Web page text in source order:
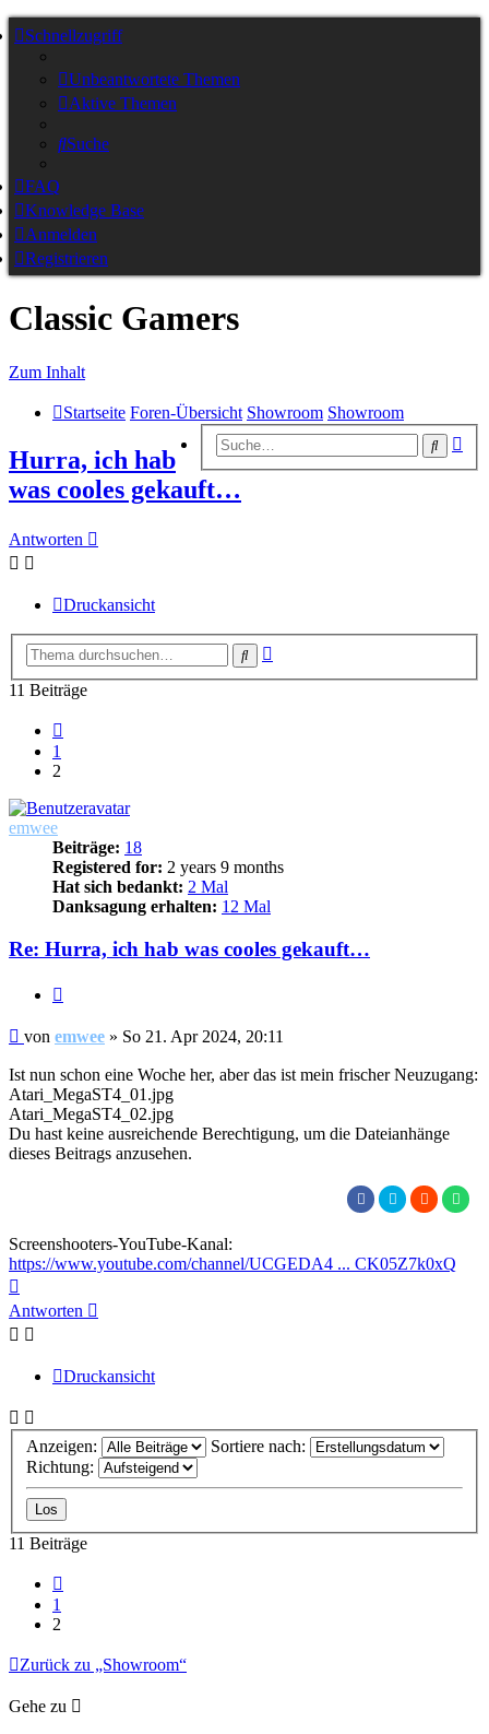
Schnellzugriff
Unbeantwortete Themen
Aktive Themen
Suche
FAQ
Knowledge Base
Anmelden
Registrieren
Classic Gamers
Zum Inhalt
Startseite Foren-Übersicht Showroom Showroom
Suche
Hurra, ich hab
was cooles gekauft…
Antworten
Druckansicht
Suche
11 Beiträge
1
2
emwee
Beiträge: 18
Registered for: 2 years 9 months
Hat sich bedankt: 2 Mal
Danksagung erhalten: 12 Mal
Re: Hurra, ich hab was cooles gekauft…
Beitrag
von emwee » So 21. Apr 2024, 20:11
Ist nun schon eine Woche her, aber das ist mein frischer Neuzugang:
Atari_MegaST4_01.jpg
Atari_MegaST4_02.jpg
Du hast keine ausreichende Berechtigung, um die Dateianhänge
dieses Beitrags anzusehen.
Screenshooters-YouTube-Kanal:
https://www.youtube.com/channel/UCGEDA4 ... CK05Z7k0xQ
oben
Antworten
Druckansicht
Anzeigen:
Sortiere nach:
Richtung:
11 Beiträge
1
2
Zurück zu „Showroom“
Gehe zu